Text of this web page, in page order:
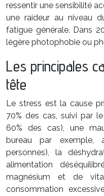
ressentir une sensibilité
une raideur au niveau
fatigue générale. Dans
légère photophobie ou
Les principales
tête
Le stress est la cause
70% des cas, suivi par
60% des cas), une
bureau par exemple,
personnes), la
alimentation
magnésium et de
consommation